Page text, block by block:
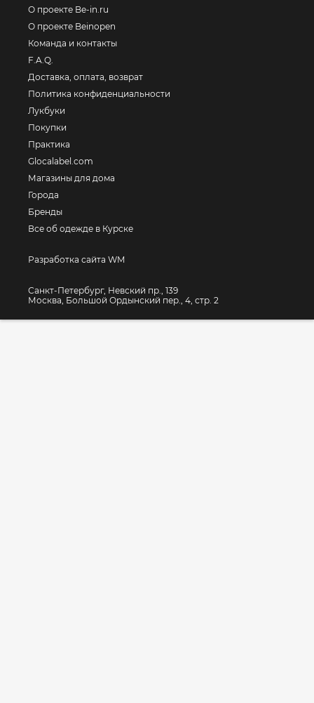
О проекте Be-in.ru
О проекте Beinopen
Команда и контакты
F.A.Q.
Доставка, оплата, возврат
Политика конфиденциальности
Лукбуки
Покупки
Практика
Glocalabel.com
Магазины для дома
Города
Бренды
Все об одежде в Курске
Разработка сайта WM
Санкт-Петербург, Невский пр., 139
Москва, Большой Ордынский пер., 4, стр. 2